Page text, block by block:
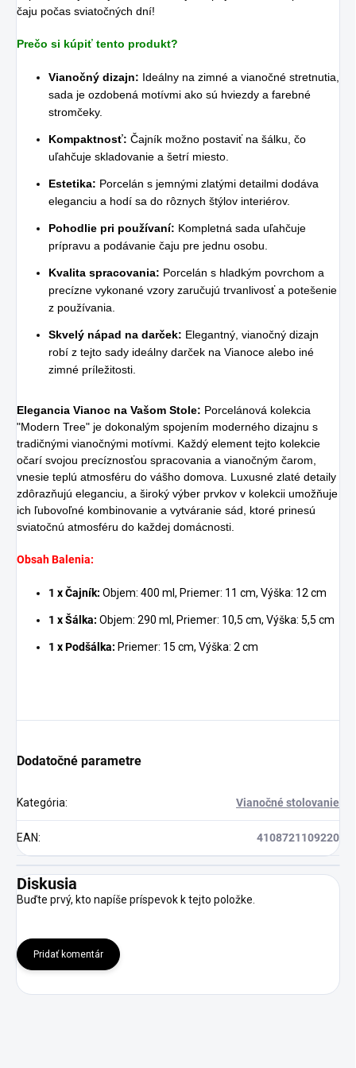
čaju počas sviatočných dní!
Prečo si kúpiť tento produkt?
Vianočný dizajn: Ideálny na zimné a vianočné stretnutia,
sada je ozdobená motívmi ako sú hviezdy a farebné
stromčeky.
Kompaktnosť: Čajník možno postaviť na šálku, čo
uľahčuje skladovanie a šetrí miesto.
Estetika: Porcelán s jemnými zlatými detailmi dodáva
eleganciu a hodí sa do rôznych štýlov interiérov.
Pohodlie pri používaní: Kompletná sada uľahčuje
prípravu a podávanie čaju pre jednu osobu.
Kvalita spracovania: Porcelán s hladkým povrchom a
precízne vykonané vzory zaručujú trvanlivosť a potešenie
z používania.
Skvelý nápad na darček: Elegantný, vianočný dizajn
robí z tejto sady ideálny darček na Vianoce alebo iné
zimné príležitosti.
Elegancia Vianoc na Vašom Stole: Porcelánová kolekcia
"Modern Tree" je dokonalým spojením moderného dizajnu s
tradičnými vianočnými motívmi. Každý element tejto kolekcie
očarí svojou precíznosťou spracovania a vianočným čarom,
vnesie teplú atmosféru do vášho domova. Luxusné zlaté detaily
zdôrazňujú eleganciu, a široký výber prvkov v kolekcii umožňuje
ich ľubovoľné kombinovanie a vytváranie sád, ktoré prinesú
sviatočnú atmosféru do každej domácnosti.
Obsah Balenia:
1 x Čajník: Objem: 400 ml, Priemer: 11 cm, Výška: 12 cm
1 x Šálka: Objem: 290 ml, Priemer: 10,5 cm, Výška: 5,5 cm
1 x Podšálka: Priemer: 15 cm, Výška: 2 cm
Dodatočné parametre
Kategória: Vianočné stolovanie
EAN: 4108721109220
Diskusia
Buďte prvý, kto napíše príspevok k tejto položke.
Pridať komentár